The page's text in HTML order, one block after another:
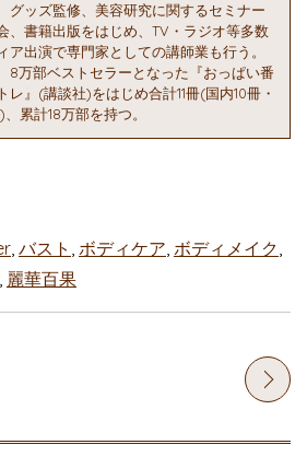
グッズ監修、美容研究に関するセミナー
、書籍出版をはじめ、TV・ラジオ等多数
ア出演で専門家としての講師業も行う。
8万部ベストセラーとなった『おっぱい番
レ』(講談社)をはじめ合計11冊(国内10冊・
、累計18万部を持つ。
, バスト , ボディケア, ボディメイク,
, 麗華百果